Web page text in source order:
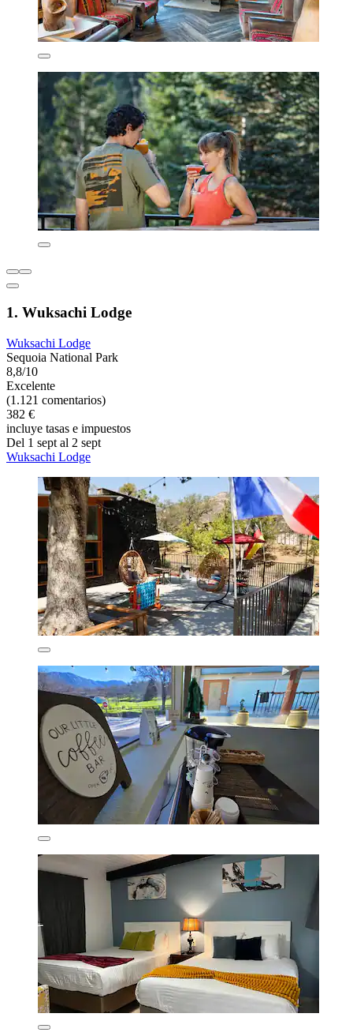
1. Wuksachi Lodge
Wuksachi Lodge
Sequoia National Park
8,8/10
Excelente
(1.121 comentarios)
382 €
incluye tasas e impuestos
Del 1 sept al 2 sept
Wuksachi Lodge